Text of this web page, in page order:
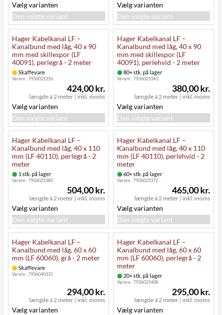
Vælg varianten
Den valgte variant
Vælg varianten
Den valgte variant
Hager Kabelkanal LF –
Kanalbund med låg, 40 x 90
mm med skillespor (LF
40091), perlegrå - 2 meter
Skaffevare
Varenr.:7936025356
længde á 2 meter | inkl. moms
424,00 kr.
Vælg varianten
Den valgte variant
Hager Kabelkanal LF –
Kanalbund med låg, 40 x 90
mm med skillespor (LF
40091), perlehvid - 2 meter
80+ stk. på lager
Varenr.:7936025343
længde á 2 meter | inkl. moms
380,00 kr.
Vælg varianten
Den valgte variant
Hager Kabelkanal LF –
Kanalbund med låg, 40 x 110
mm (LF 40110), perlegrå - 2
meter
1 stk. på lager
Varenr.:7936025385
længde á 2 meter | inkl. moms
504,00 kr.
Vælg varianten
Den valgte variant
Hager Kabelkanal LF –
Kanalbund med låg, 40 x 110
mm (LF 40110), perlehvid - 2
meter
60+ stk. på lager
Varenr.:7936025372
længde á 2 meter | inkl. moms
465,00 kr.
Vælg varianten
Den valgte variant
Hager Kabelkanal LF –
Kanalbund med låg, 60 x 60
mm (LF 60060), grå - 2 meter
Skaffevare
Varenr.:7936040331
længde á 2 meter | inkl. moms
294,00 kr.
Vælg varianten
Hager Kabelkanal LF –
Kanalbund med låg, 60 x 60
mm (LF 60060), perlegrå - 2
meter
20+ stk. på lager
Varenr.:7936025408
længde á 2 meter | inkl. moms
295,00 kr.
Vælg varianten